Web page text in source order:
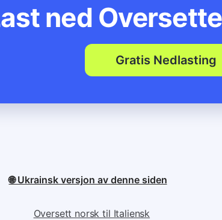
ned
Gratis Nedlasting
🌐 Ukrainsk versjon av denne siden
Oversett norsk til Italiensk